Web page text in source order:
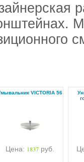
VICTORIA 56
Цена: 1837 руб.